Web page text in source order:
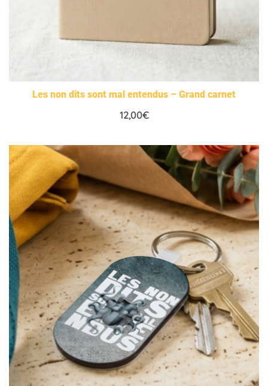
Les non dits sont mal entendus – Grand carnet
12,00€